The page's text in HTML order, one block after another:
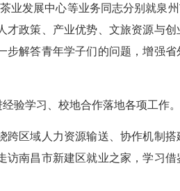
发展中心等业务同志分别就泉
政策、产业优势、文旅资源与
解答青年学子们的问题，增强
学习、校地合作落地各项工作。
域人力资源输送、协作机制搭
南昌市新建区就业之家，学习